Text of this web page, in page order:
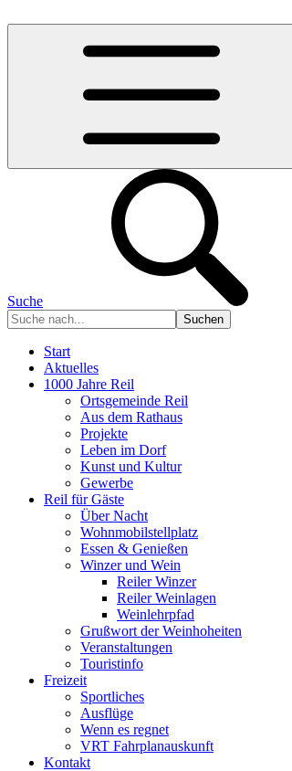
Suche
Start
Aktuelles
1000 Jahre Reil
Ortsgemeinde Reil
Aus dem Rathaus
Projekte
Leben im Dorf
Kunst und Kultur
Gewerbe
Reil für Gäste
Über Nacht
Wohnmobilstellplatz
Essen & Genießen
Winzer und Wein
Reiler Winzer
Reiler Weinlagen
Weinlehrpfad
Grußwort der Weinhoheiten
Veranstaltungen
Touristinfo
Freizeit
Sportliches
Ausflüge
Wenn es regnet
VRT Fahrplanauskunft
Kontakt